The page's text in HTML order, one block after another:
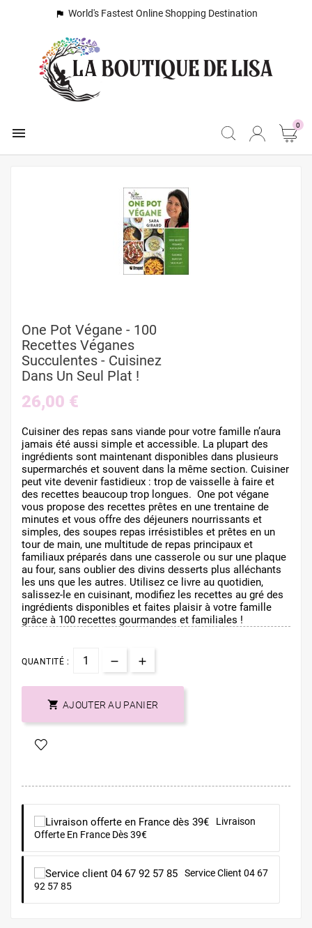
 World's Fastest Online Shopping Destination
 0
One Pot Végane - 100
Recettes Véganes
Succulentes - Cuisinez
Dans Un Seul Plat !
26,00 €
Cuisiner des repas sans viande pour votre famille n’aura
jamais été aussi simple et accessible. La plupart des
ingrédients sont maintenant disponibles dans plusieurs
supermarchés et souvent dans la même section. Cuisiner
peut vite devenir fastidieux : trop de vaisselle à faire et
des recettes beaucoup trop longues. One pot végane
vous propose des recettes prêtes en une trentaine de
minutes et vous offre des déjeuners nourrissants et
simples, des soupes repas irrésistibles et prêtes en un
tour de main, une multitude de repas principaux et
familiaux préparés dans une casserole ou sur une plaque
au four, sans oublier des divins desserts plus alléchants
les uns que les autres. Utilisez ce livre au quotidien,
salissez-le en cuisinant, modifiez les recettes au gré des
ingrédients disponibles et faites plaisir à votre famille
grâce à 100 recettes gourmandes et familiales !
QUANTITÉ :
 AJOUTER AU PANIER
Livraison
Offerte En France Dès 39€
Service Client 04 67
92 57 85